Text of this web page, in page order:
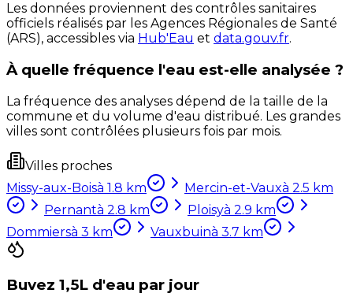
Les données proviennent des contrôles sanitaires
officiels réalisés par les Agences Régionales de Santé
(ARS), accessibles via Hub'Eau et data.gouv.fr.
À quelle fréquence l'eau est-elle analysée ?
La fréquence des analyses dépend de la taille de la
commune et du volume d'eau distribué. Les grandes
villes sont contrôlées plusieurs fois par mois.
Villes proches
Missy-aux-Boisà 1.8 km Mercin-et-Vauxà 2.5 km
Pernantà 2.8 km Ploisyà 2.9 km
Dommiersà 3 km Vauxbuinà 3.7 km
Buvez 1,5L d'eau par jour